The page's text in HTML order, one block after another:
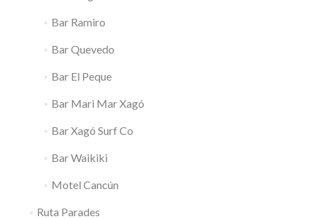
Bar Ramiro
Bar Quevedo
Bar El Peque
Bar Mari Mar Xagó
Bar Xagó Surf Co
Bar Waikiki
Motel Cancún
Ruta Parades